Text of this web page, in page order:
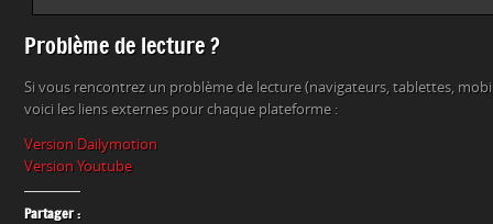
Problème de lecture ?
Si vous rencontrez un problème de lecture (navigateurs, tablettes,
voici les liens externes pour chaque plateforme :
Version Dailymotion
Version Youtube
Partager :